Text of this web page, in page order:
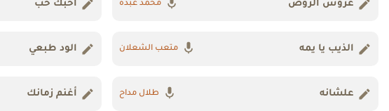
عروس الروض محمد عبده أحبك حب
الذيب يا يمه متعب الشعلان الود طبعي
علشانه طلال مداح أغنم زمانك